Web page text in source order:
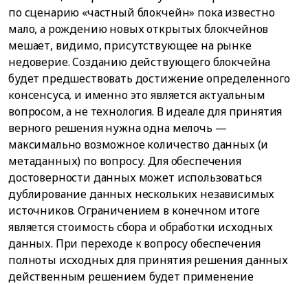
по сценарию «частный блокчейн» пока известно
мало, а рождению новых открытых блокчейнов
мешает, видимо, присутствующее на рынке
недоверие. Созданию действующего блокчейна
будет предшествовать достижение определенного
консенсуса, и именно это является актуальным
вопросом, а не технология. В идеале для принятия
верного решения нужна одна мелочь —
максимально возможное количество данных (и
метаданных) по вопросу. Для обеспечения
достоверности данных может использоваться
дублирование данных нескольких независимых
источников. Ограничением в конечном итоге
является стоимость сбора и обработки исходных
данных. При переходе к вопросу обеспечения
полноты исходных для принятия решения данных
действенным решением будет применение